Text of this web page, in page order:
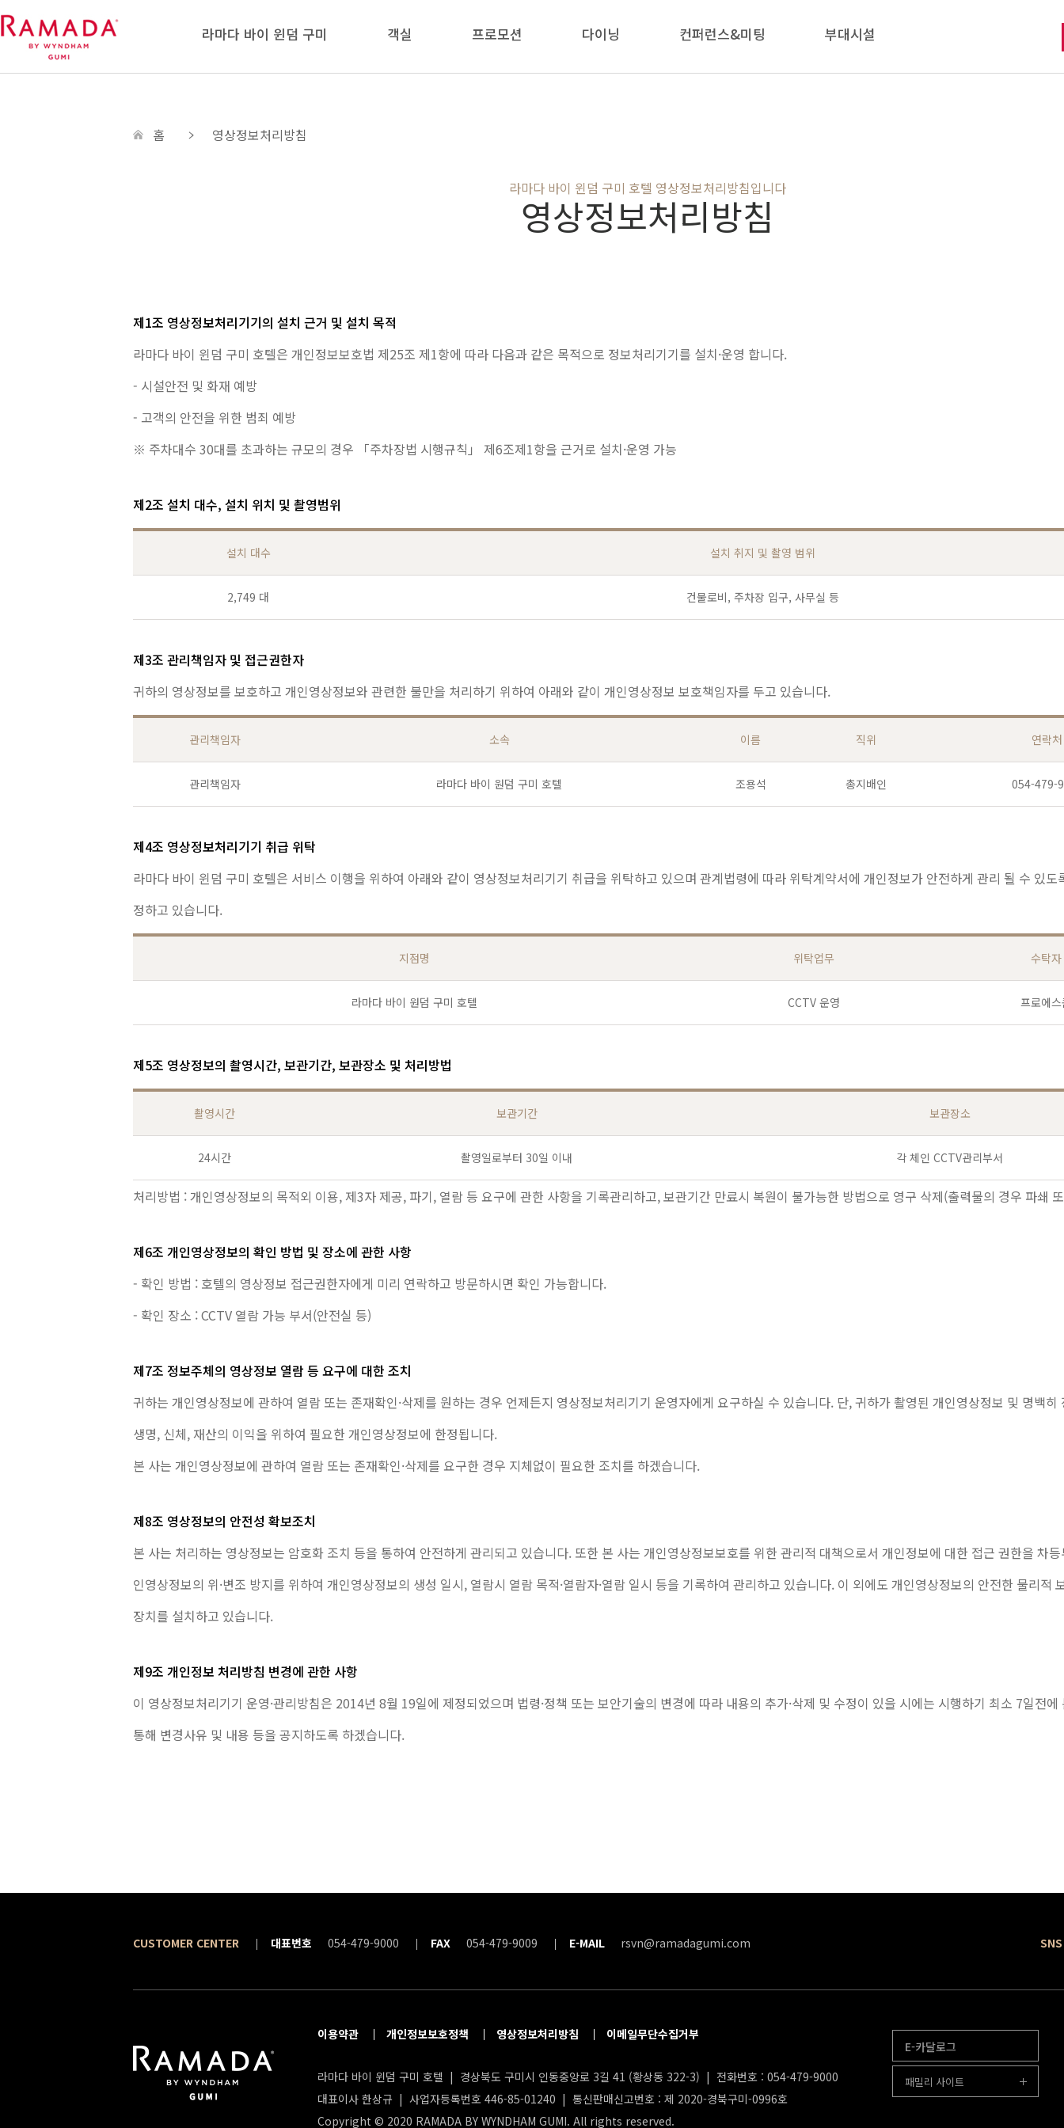
라마다 바이 윈덤 구미 객실 프로모션 다이닝 컨퍼런스&미팅 부대시설
홈 영상정보처리방침
영상정보처리방침
라마다 바이 윈덤 구미 호텔 영상정보처리방침입니다
제1조 영상정보처리기기의 설치 근거 및 설치 목적
라마다 바이 윈덤 구미 호텔은 개인정보보호법 제25조 제1항에 따라 다음과 같은 목적으로 정보처리기기를 설치·운영 합니다.
- 시설안전 및 화재 예방
- 고객의 안전을 위한 범죄 예방
※ 주차대수 30대를 초과하는 규모의 경우 「주차장법 시행규칙」 제6조제1항을 근거로 설치·운영 가능
제2조 설치 대수, 설치 위치 및 촬영범위
설치 대수 설치 취지 및 촬영 범위
2,749 대 건물로비, 주차장 입구, 사무실 등
제3조 관리책임자 및 접근권한자
귀하의 영상정보를 보호하고 개인영상정보와 관련한 불만을 처리하기 위하여 아래와 같이 개인영상정보 보호책임자를 두고 있습니다.
관리책임자 소속 이름 직위 연락처
관리책임자 라마다 바이 원덤 구미 호텔 조용석 총지배인 054-479-
제4조 영상정보처리기기 취급 위탁
라마다 바이 윈덤 구미 호텔은 서비스 이행을 위하여 아래와 같이 영상정보처리기기 취급을 위탁하고 있으며 관계법령에 따라 위탁계약서에 개인정보가 안전하게 관리 될 수 있도
정하고 있습니다.
지점명 위탁업무 수탁자
라마다 바이 원덤 구미 호텔 CCTV 운영 프로에
제5조 영상정보의 촬영시간, 보관기간, 보관장소 및 처리방법
촬영시간 보관기간 보관장소
24시간 촬영일로부터 30일 이내 각 체인 CCTV관리부서
처리방법 : 개인영상정보의 목적외 이용, 제3자 제공, 파기, 열람 등 요구에 관한 사항을 기록관리하고, 보관기간 만료시 복원이 불가능한 방법으로 영구 삭제(출력물의 경우 파쇄
제6조 개인영상정보의 확인 방법 및 장소에 관한 사항
- 확인 방법 : 호텔의 영상정보 접근권한자에게 미리 연락하고 방문하시면 확인 가능합니다.
- 확인 장소 : CCTV 열람 가능 부서(안전실 등)
제7조 정보주체의 영상정보 열람 등 요구에 대한 조치
귀하는 개인영상정보에 관하여 열람 또는 존재확인·삭제를 원하는 경우 언제든지 영상정보처리기기 운영자에게 요구하실 수 있습니다. 단, 귀하가 촬영된 개인영상정보 및 명백히
생명, 신체, 재산의 이익을 위하여 필요한 개인영상정보에 한정됩니다.
본 사는 개인영상정보에 관하여 열람 또는 존재확인·삭제를 요구한 경우 지체없이 필요한 조치를 하겠습니다.
제8조 영상정보의 안전성 확보조치
본 사는 처리하는 영상정보는 암호화 조치 등을 통하여 안전하게 관리되고 있습니다. 또한 본 사는 개인영상정보보호를 위한 관리적 대책으로서 개인정보에 대한 접근 권한을 차
인영상정보의 위·변조 방지를 위하여 개인영상정보의 생성 일시, 열람시 열람 목적·열람자·열람 일시 등을 기록하여 관리하고 있습니다. 이 외에도 개인영상정보의 안전한 물리적
장치를 설치하고 있습니다.
제9조 개인정보 처리방침 변경에 관한 사항
이 영상정보처리기기 운영·관리방침은 2014년 8월 19일에 제정되었으며 법령·정책 또는 보안기술의 변경에 따라 내용의 추가·삭제 및 수정이 있을 시에는 시행하기 최소 7일전에
통해 변경사유 및 내용 등을 공지하도록 하겠습니다.
CUSTOMER CENTER 대표번호 054-479-9000 FAX 054-479-9009 E-MAIL rsvn@ramadagumi.com SNS
이용약관 개인정보보호정책 영상정보처리방침 이메일무단수집거부
라마다 바이 윈덤 구미 호텔 | 경상북도 구미시 인동중앙로 3길 41 (황상동 322-3) | 전화번호 : 054-479-9000
대표이사 한상규 | 사업자등록번호 446-85-01240 | 통신판매신고번호 : 제 2020-경북구미-0996호
Copyright © 2020 RAMADA BY WYNDHAM GUMI. All rights reserved.
E-카달로그
패밀리 사이트